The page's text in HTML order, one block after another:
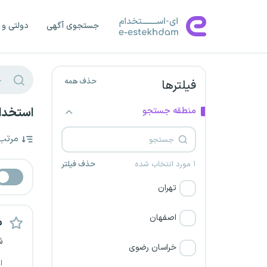
جستجوی آگهی دولتی
فیلترها حذف همه
منطقه جستجو
۱ مورد انتخاب شده حذف فیلتر
تهران
اصفهان
خراسان رضوی